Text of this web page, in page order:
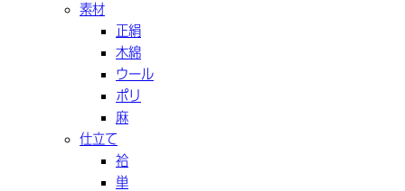
素材
正絹
木綿
ウール
ポリ
麻
仕立て
袷
単